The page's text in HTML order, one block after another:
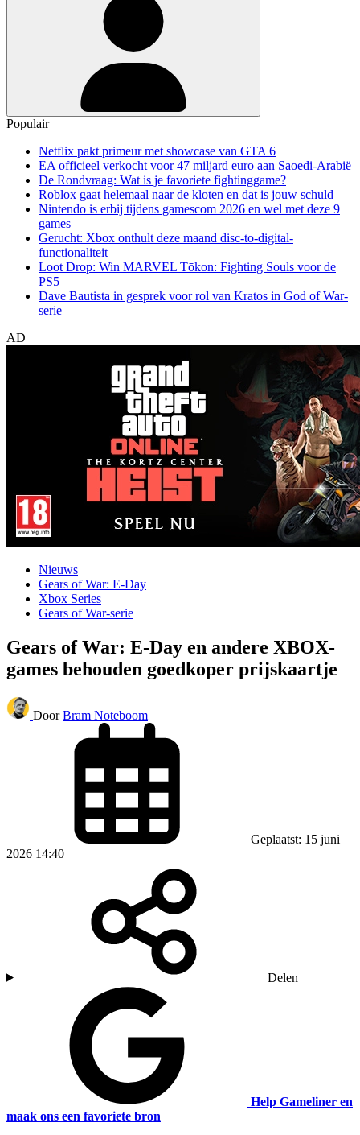
Populair
Netflix pakt primeur met showcase van GTA 6
EA officieel verkocht voor 47 miljard euro aan Saoedi-Arabië
De Rondvraag: Wat is je favoriete fightinggame?
Roblox gaat helemaal naar de kloten en dat is jouw schuld
Nintendo is erbij tijdens gamescom 2026 en wel met deze 9
games
Gerucht: Xbox onthult deze maand disc-to-digital-
functionaliteit
Loot Drop: Win MARVEL Tōkon: Fighting Souls voor de
PS5
Dave Bautista in gesprek voor rol van Kratos in God of War-
serie
AD
Nieuws
Gears of War: E-Day
Xbox Series
Gears of War-serie
Gears of War: E-Day en andere XBOX-
games behouden goedkoper prijskaartje
Door Bram Noteboom
Geplaatst: 15 juni
2026 14:40
Delen
Help Gameliner en
maak ons een favoriete bron